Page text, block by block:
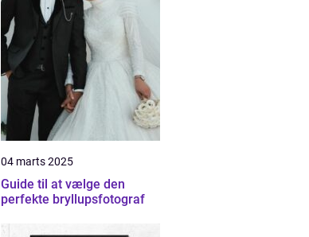
04 marts 2025
Guide til at vælge den
perfekte bryllupsfotograf